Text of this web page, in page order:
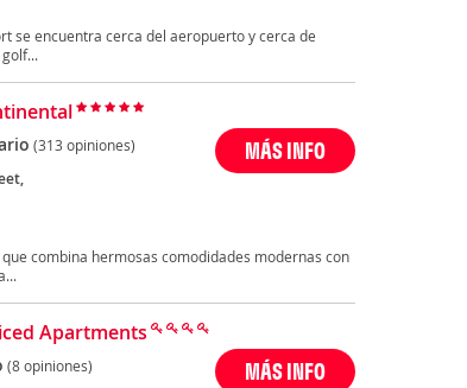
se encuentra cerca del aeropuerto y cerca de
(313 opiniones) MÁS INFO
combina hermosas comodidades modernas con
Apartments
(8 opiniones) MÁS INFO